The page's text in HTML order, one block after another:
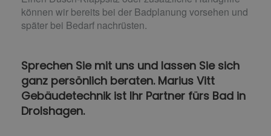
können wir bereits bei der Badplanung vorsehen und
später bei Bedarf nachrüsten.
Sprechen Sie mit uns und lassen Sie sich
ganz persönlich beraten. Marius Vitt
Gebäudetechnik ist Ihr Partner fürs Bad in
Drolshagen.